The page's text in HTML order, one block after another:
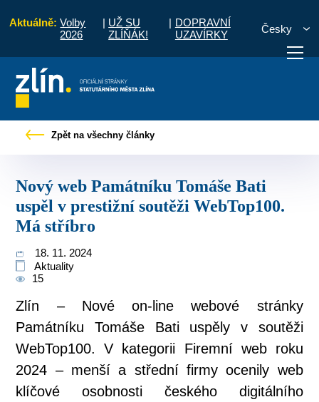
Aktuálně: Volby
2026
| UŽ SU
ZLÍŇÁK!
| DOPRAVNÍ
UZAVÍRKY
Česky
vyřídit Potřebuji zaplatit
Zpět na všechny články
Nový web Památníku Tomáše Bati
uspěl v prestižní soutěži WebTop100.
Má stříbro
18. 11. 2024
Aktuality
15
Zlín – Nové on-line webové stránky
Památníku Tomáše Bati uspěly v soutěži
WebTop100. V kategorii Firemní web roku
2024 – menší a střední firmy ocenily web
klíčové osobnosti českého digitálního